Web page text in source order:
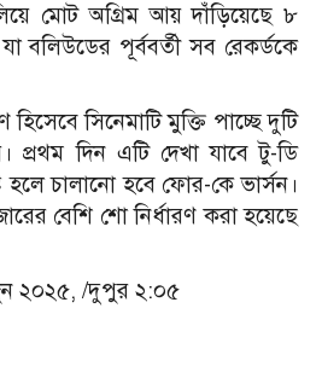
মোট অগ্রিম আয় দাঁড়িয়েছে ৮
বলিউডের পূর্ববর্তী সব রেকর্ডকে
সিনেমাটি মুক্তি পাচ্ছে দুটি
প্রথম দিন এটি দেখা যাবে টু-ডি
হলে চালানো হবে ফোর-কে ভার্সন।
বেশি শো নির্ধারণ করা হয়েছে
২০২৫, /দুপুর ২:০৫